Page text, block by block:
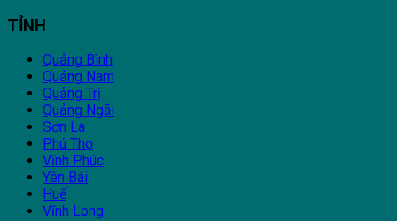
TỈNH
Quảng Bình
Quảng Nam
Quảng Trị
Quảng Ngãi
Sơn La
Phú Thọ
Vĩnh Phúc
Yên Bái
Huế
Vĩnh Long